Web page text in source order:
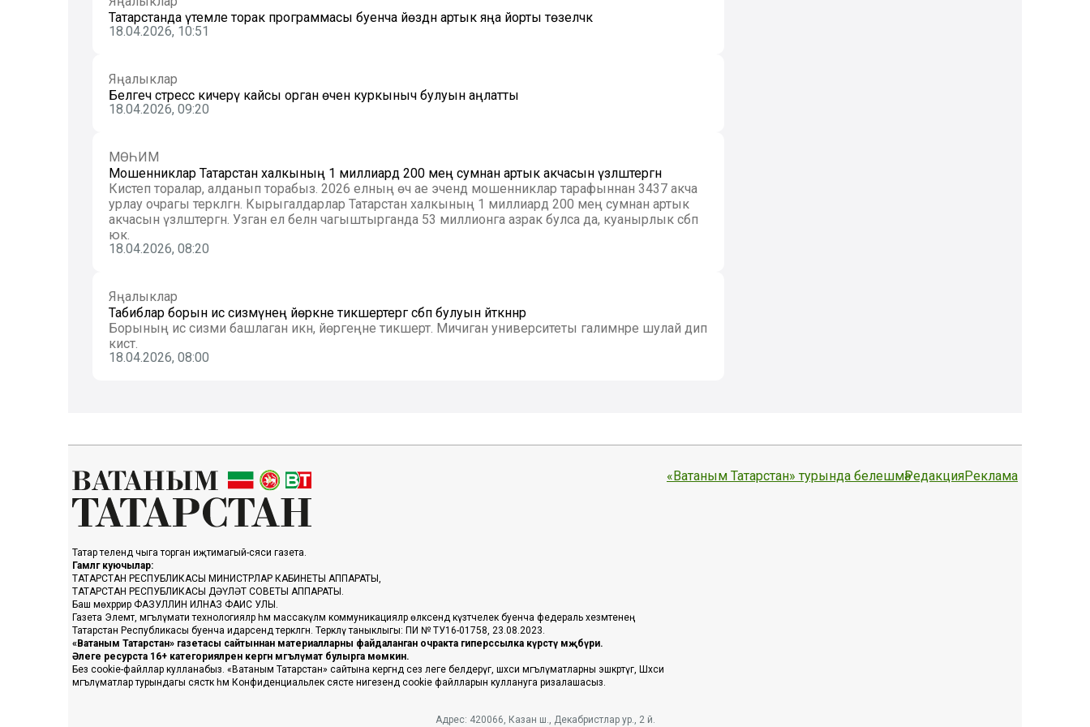
Татарстанда үтемле торак программасы буенча йөздән артык яңа йорты төзеләчәк
18.04.2026, 10:51
Яңалыклар
Белгеч стресс кичерү кайсы орган өчен куркыныч булуын аңлатты
18.04.2026, 09:20
МӨҺИМ
Мошенниклар Татарстан халкының 1 миллиард 200 мең сумнан артык акчасын үзләштергән
Кисәтеп торалар, алданып торабыз. 2026 елның өч ае эчендә мошенниклар тарафыннан 3437 акча
урлау очрагы теркәлгән. Кырыгалдарлар Татарстан халкының 1 миллиард 200 мең сумнан артык
акчасын үзләштергән. Узган ел белән чагыштырганда 53 миллионга азрак булса да, куанырлык сәбәп
юк.
18.04.2026, 08:20
Яңалыклар
Табиблар борын ис сизмәүнең йөрәкне тикшертергә сәбәп булуын әйткәннәр
Борының ис сизми башлаган икән, йөрәгеңне тикшерт. Мичиган университеты галимнәре шулай дип
кисәтә.
18.04.2026, 08:00
Татар телендә чыга торган иҗтимагый-сәяси газета.
Гамәлгә куючылар:
ТАТАРСТАН РЕСПУБЛИКАСЫ МИНИСТРЛАР КАБИНЕТЫ АППАРАТЫ,
ТАТАРСТАН РЕСПУБЛИКАСЫ ДӘҮЛӘТ СОВЕТЫ АППАРАТЫ.
Баш мөхәррир ФАЗУЛЛИН ИЛНАЗ ФАИС УЛЫ.
Газета Элемтә, мәгълүмати технологияләр һәм массакүләм коммуникацияләр өлкәсендә күзәтчелек буенча федераль хезмәтенең
Татарстан Республикасы буенча идарәсендә теркәлгән. Теркәлү таныклыгы: ПИ № ТУ16-01758, 23.08.2023.
«Ватаным Татарстан» газетасы сайтыннан материалларны файдаланган очракта гиперссылка күрсәтү мәҗбүри.
Әлеге ресурста 16+ категорияләренә кергән мәгълүмат булырга мөмкин.
Без cookie-файллар кулланабыз. «Ватаным Татарстан» сайтына кергәндә сез әлеге белдерүгә, шәхси мәгълүматларны эшкәртүгә, Шәхси
мәгълүматлар турындагы сәясәткә һәм Конфиденциальлек сәясәте нигезендә cookie файлларын куллануга ризалашасыз.
«Ватаным Татарстан» турында белешмәРедакцияРеклама
Адрес: 420066, Казан ш., Декабристлар ур., 2 й.